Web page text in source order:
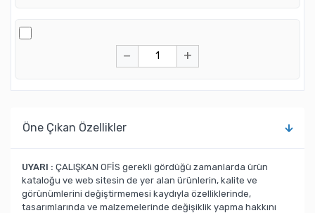
− +
Öne Çıkan Özellikler
UYARI : ÇALIŞKAN OFİS gerekli gördüğü zamanlarda ürün
kataloğu ve web sitesin de yer alan ürünlerin, kalite ve
görünümlerini değiştirmemesi kaydıyla özelliklerinde,
tasarımlarında ve malzemelerinde değişiklik yapma hakkını